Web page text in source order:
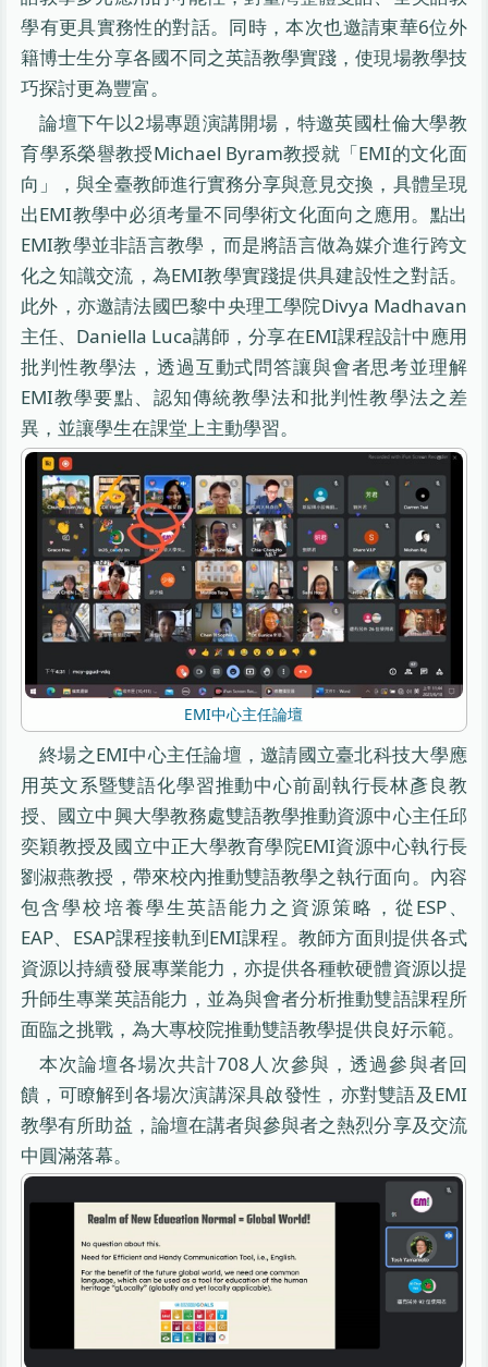
學有更具實務性的對話。同時，本次也邀請東華6位外
籍博士生分享各國不同之英語教學實踐，使現場教學技
巧探討更為豐富。
論壇下午以2場專題演講開場，特邀英國杜倫大學教
育學系榮譽教授Michael Byram教授就「EMI的文化面
向」，與全臺教師進行實務分享與意見交換，具體呈現
出EMI教學中必須考量不同學術文化面向之應用。點出
EMI教學並非語言教學，而是將語言做為媒介進行跨文
化之知識交流，為EMI教學實踐提供具建設性之對話。
此外，亦邀請法國巴黎中央理工學院Divya Madhavan
主任、Daniella Luca講師，分享在EMI課程設計中應用
批判性教學法，透過互動式問答讓與會者思考並理解
EMI教學要點、認知傳統教學法和批判性教學法之差
異，並讓學生在課堂上主動學習。
EMI中心主任論壇
終場之EMI中心主任論壇，邀請國立臺北科技大學應
用英文系暨雙語化學習推動中心前副執行長林彥良教
授、國立中興大學教務處雙語教學推動資源中心主任邱
奕穎教授及國立中正大學教育學院EMI資源中心執行長
劉淑燕教授，帶來校內推動雙語教學之執行面向。內容
包含學校培養學生英語能力之資源策略，從ESP、
EAP、ESAP課程接軌到EMI課程。教師方面則提供各式
資源以持續發展專業能力，亦提供各種軟硬體資源以提
升師生專業英語能力，並為與會者分析推動雙語課程所
面臨之挑戰，為大專校院推動雙語教學提供良好示範。
本次論壇各場次共計708人次參與，透過參與者回
饋，可瞭解到各場次演講深具啟發性，亦對雙語及EMI
教學有所助益，論壇在講者與參與者之熱烈分享及交流
中圓滿落幕。